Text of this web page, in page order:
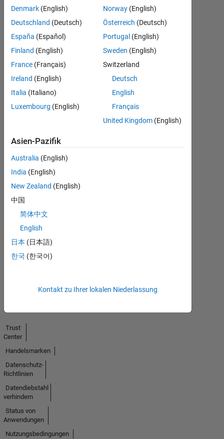
login
endorse
this
person
a
skill
No
Endorsements
received
Denmark (English)
Deutschland (Deutsch)
España (Español)
Finland (English)
France (Français)
Ireland (English)
Italia (Italiano)
Luxembourg (English)
Norway (English)
Österreich (Deutsch)
Portugal (English)
Sweden (English)
Switzerland
Deutsch
English
Français
United Kingdom (English)
Asien-Pazifik
Australia (English)
India (English)
New Zealand (English)
中国
简体中文
English
日本 (日本語)
한국 (한국어)
Kontakt zu Ihrer lokalen Niederlassung
Trust
Center
Handelsmarken
Datenschutz-
Richtlinien
Datendiebstahl
verhindern
Status von
Anwendungen
Nutzungsbedingungen